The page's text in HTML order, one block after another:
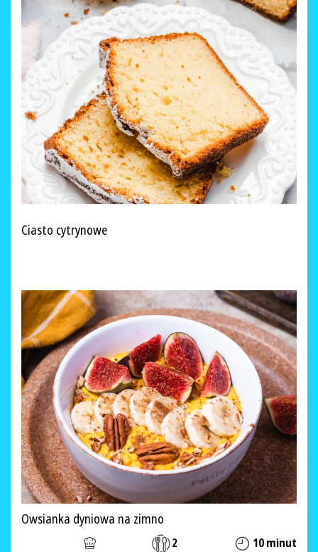
Ciasto cytrynowe
Owsianka dyniowa na zimno
2 10 minut